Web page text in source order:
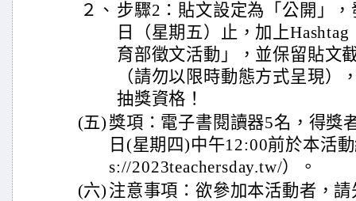
２、 步驟2：貼文設定為「公開」
日（星期五）止，加上
育部徵文活動」，並保留貼文
（請勿以限時動態方式呈現）
抽獎資格！
(五) 獎項：電子書閱讀器5名，得獎
日(星期四)中午12:00前於本活
s://2023teachersday.tw/）。
(六) 注意事項：欲參加本活動者，